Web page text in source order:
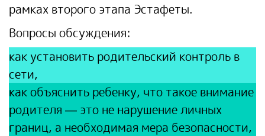
рамках второго этапа Эстафеты.
Вопросы обсуждения:
как установить родительский контроль в
сети,
как объяснить ребенку, что такое внимание
родителя — это не нарушение личных
границ, а необходимая мера безопасности,